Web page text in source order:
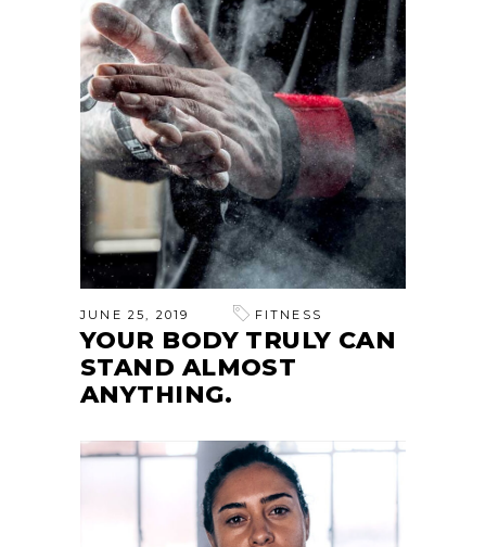
JUNE 25, 2019 FITNESS
YOUR BODY TRULY CAN
STAND ALMOST
ANYTHING.